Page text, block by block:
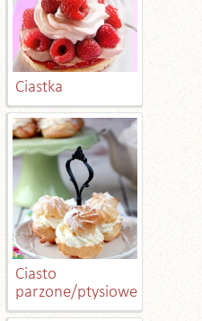
Ciastka
Ciasto
parzone/ptysiowe